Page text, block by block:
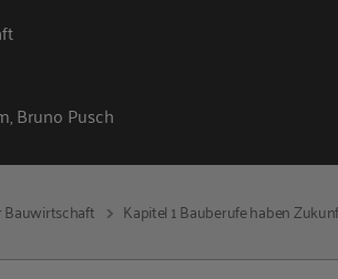
Bruno Pusch
Kapitel 1 Bauberufe haben